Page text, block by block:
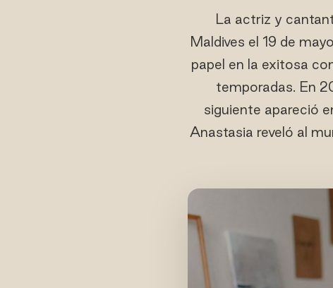
La actriz y
Maldives el 19 de
papel en la exitosa
temporadas. En
siguiente apareció
Anastasia reveló al